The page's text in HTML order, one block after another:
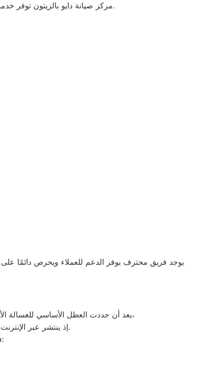
مركز صيانة دايو بالزيتون توفر خدمات إصلاح احترافية باستخدام قطع غيار أصلية وشهادات ضمان معتمدة، مما يضمن الأداء المثالي وطول عمر الأجهزة.
بعد أن حددت العطل الأساسي للغسالة،
إذ ينتشر عبر الإنترنت بعض الإعلانات وأرقام التليفونات الوهمية لشركات صيانة غير معروفة، ما قد يعرضك لعمليات النصب.
في ما يلي جمعنا لك أرقام صيانة الغسالة الأوتوماتيك لأشهر الماركات في الزيتون: